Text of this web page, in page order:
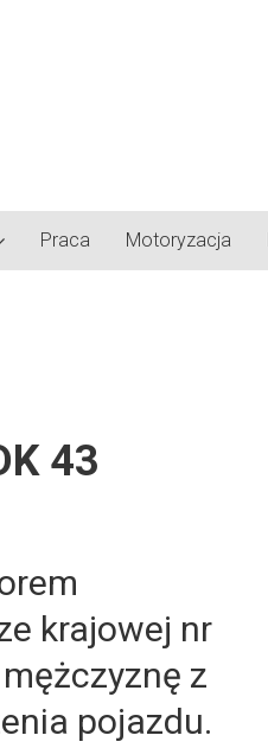
Praca Motoryzacja
43
krajowej nr
z
pojazdu.